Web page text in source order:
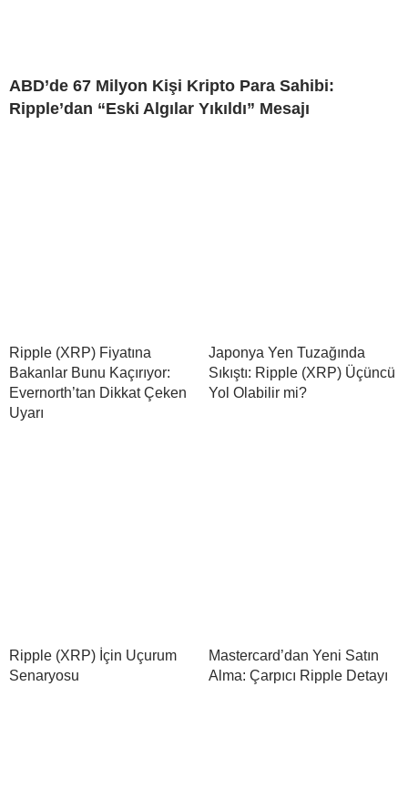
ABD’de 67 Milyon Kişi Kripto Para Sahibi:
Ripple’dan “Eski Algılar Yıkıldı” Mesajı
Ripple (XRP) Fiyatına
Bakanlar Bunu Kaçırıyor:
Evernorth’tan Dikkat Çeken
Uyarı
Japonya Yen Tuzağında
Sıkıştı: Ripple (XRP) Üçüncü
Yol Olabilir mi?
Ripple (XRP) İçin Uçurum
Senaryosu
Mastercard’dan Yeni Satın
Alma: Çarpıcı Ripple Detayı